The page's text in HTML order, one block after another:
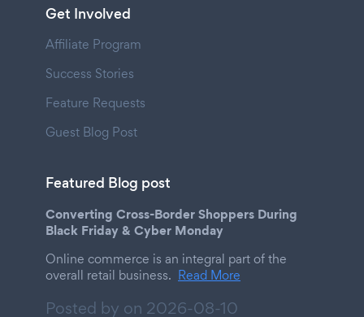
Get Involved
Affiliate Program
Success Stories
Feature Requests
Guest Blog Post
Featured Blog post
Converting Cross-Border Shoppers During
Black Friday & Cyber Monday
Online commerce is an integral part of the
overall retail business. Read More
Posted by on 2026-08-10